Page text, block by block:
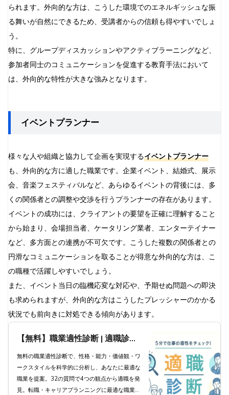
られます。外向的な方は、こうした環境でのエネルギッシュな振
る舞いが自然にできるため、受講者からの信頼も得やすいでしょ
う。
特に、グループディスカッションやアクティブラーニングなど、
参加者同士のコミュニケーションを促進する教育手法において
は、外向的な特性が大きな強みとなります。
イベントプランナー
様々な人や組織と協力して企画を実現するイベントプランナー
も、外向的な方に適した職業です。企業イベント、結婚式、展示
会、音楽フェスティバルなど、あらゆるイベントの背後には、多
くの関係者との調整や交渉を行うプランナーの存在があります。
イベントの成功には、クライアントの要望を正確に理解すること
から始まり、会場担当者、ケータリング業者、エンターテイナー
など、多方面との連携が不可欠です。こうした複数の関係者との
円滑なコミュニケーションを取ることが得意な外向的な方は、こ
の職種で活躍しやすいでしょう。
また、イベント当日の臨機応変な対応や、予期せぬ問題への即決
も求められますが、外向的な方はこうしたプレッシャーのかかる
状況でも前向きに対処できる傾向があります。
【無料】職業適性診断 | 適職診断
で科学的分析と職業提案
無料の職業適性診断で、性格・能力・価値観・ワ
ークスタイルを科学的に分析し、あなたに最適な
職業を提案。32の質問で4つの観点から適職を発
見。転職・キャリアプランニングに最適な職業診